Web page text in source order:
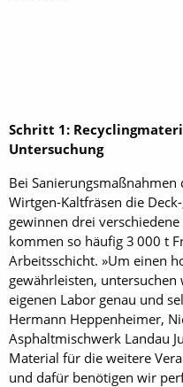
Schritt 1:
Untersuchung
Bei Sanierungsmaßnahmen
Wirtgen-Kaltfräsen die
gewinnen drei
kommen so häufig 3 000 t
Arbeitsschicht. »Um einen
gewährleisten,
eigenen Labor genau und
Hermann Heppenheimer,
Asphaltmischwerk Landau
Material für die weitere
und dafür benötigen wir